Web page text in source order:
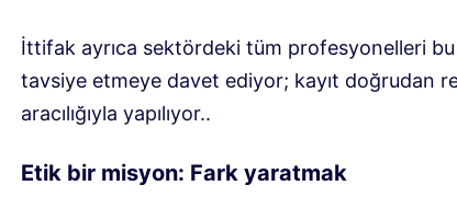
İttifak ayrıca sektördeki tüm profesyonelleri bu
tavsiye etmeye davet ediyor; kayıt doğrudan
aracılığıyla yapılıyor..
Etik bir misyon: Fark yaratmak